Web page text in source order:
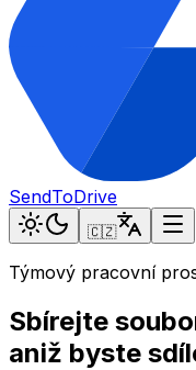
SendToDrive
🇨🇿
Týmový pracovní
Sbírejte
aniž byste